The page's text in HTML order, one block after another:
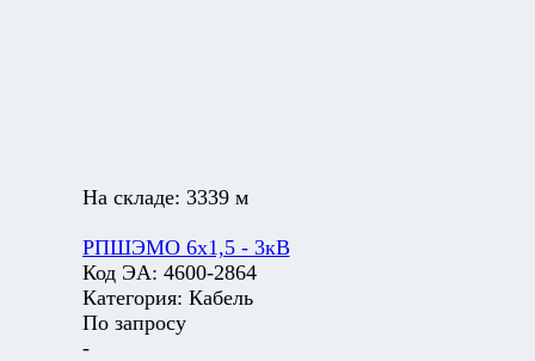
На складе: 3339 м
РПШЭМО 6х1,5 - 3кВ
Код ЭА: 4600-2864
Категория: Кабель
По запросу
-